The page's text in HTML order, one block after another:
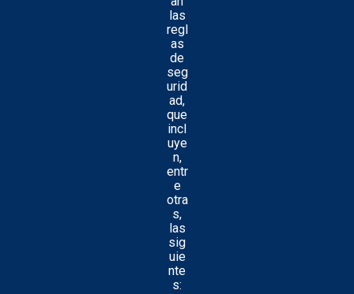
las
regl
as
de
seg
urid
ad,
que
incl
uye
n,
entr
e
otra
s,
las
sig
uie
nte
s: